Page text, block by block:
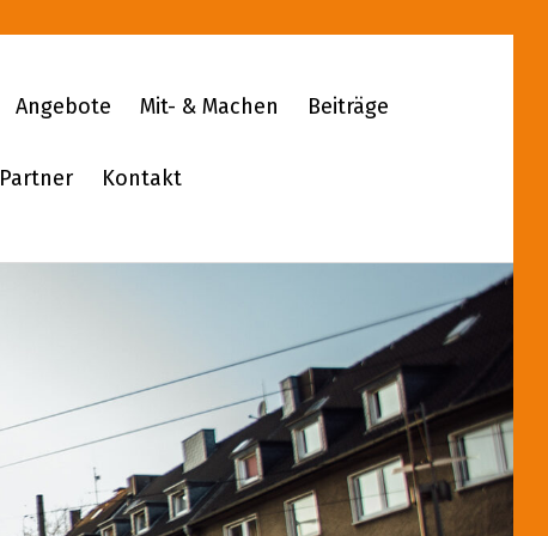
Angebote Mit- & Machen Beiträge
Partner Kontakt